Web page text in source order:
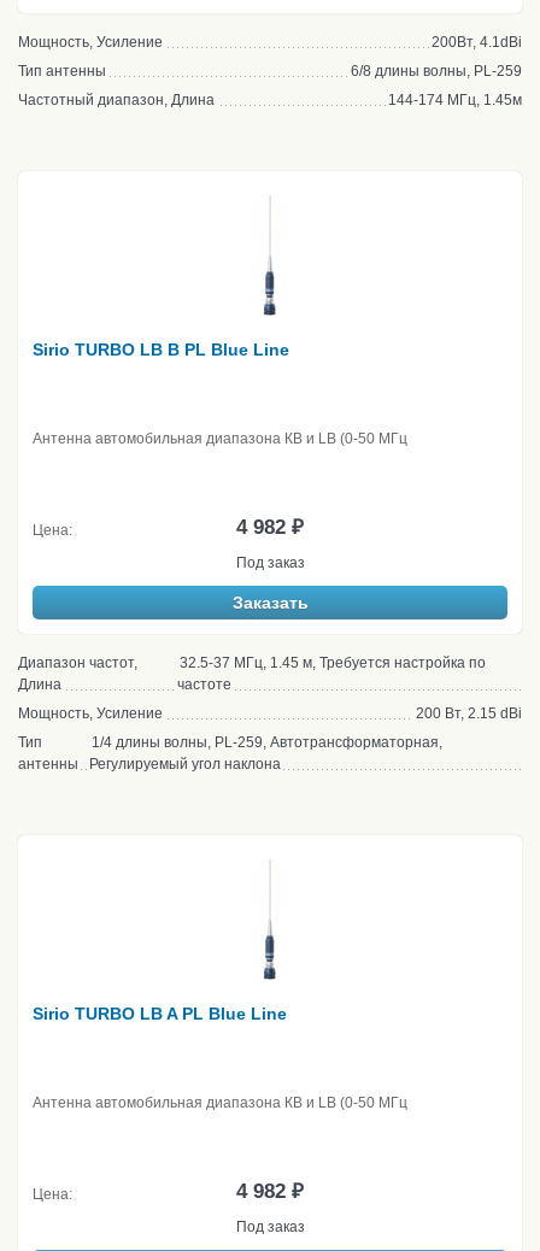
Мощность, Усиление
200Вт, 4.1dBi
Тип антенны
6/8 длины волны, PL-259
Частотный диапазон, Длина
144-174 МГц, 1.45м
Sirio TURBO LB B PL Blue Line
Антенна автомобильная диапазона КВ и LB (0-50 МГц
Цена: 4 982 ₽
Под заказ
Заказать
Диапазон частот,
Длина
32.5-37 МГц, 1.45 м, Требуется настройка по
частоте
Мощность, Усиление
200 Вт, 2.15 dBi
Тип
антенны
1/4 длины волны, PL-259, Автотрансформаторная,
Регулируемый угол наклона
Sirio TURBO LB A PL Blue Line
Антенна автомобильная диапазона КВ и LB (0-50 МГц
Цена: 4 982 ₽
Под заказ